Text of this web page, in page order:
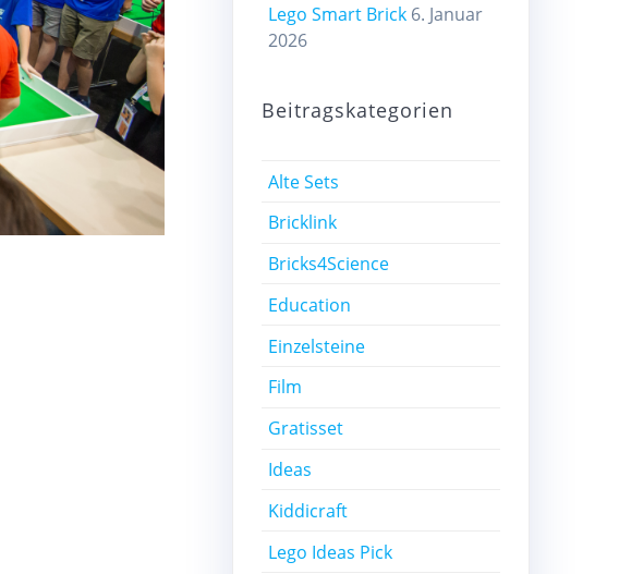
Lego Smart Brick 6. Januar
2026
Beitragskategorien
Alte Sets
Bricklink
Bricks4Science
Education
Einzelsteine
Film
Gratisset
Ideas
Kiddicraft
Lego Ideas Pick